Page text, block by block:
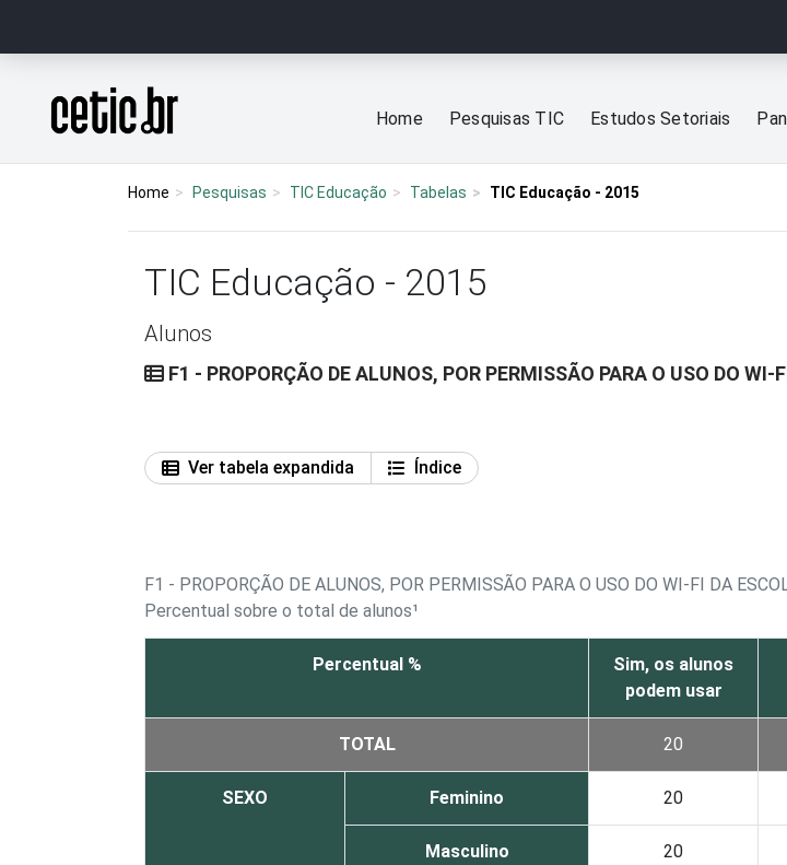
Página inicial
Home Pesquisas TIC Estudos Setoriais
Home Pesquisas TIC Educação Tabelas TIC Educação - 2015
TIC Educação - 2015
Alunos
F1 - PROPORÇÃO DE ALUNOS, POR PERMISSÃO PARA O USO DO WI-
Ver tabela expandida
Índice
F1 - PROPORÇÃO DE ALUNOS, POR PERMISSÃO PARA O USO DO WI-FI DA
Percentual sobre o total de alunos¹
Percentual %
Sim, os alunos
podem usar
TOTAL 20
SEXO Feminino 20
Masculino 20